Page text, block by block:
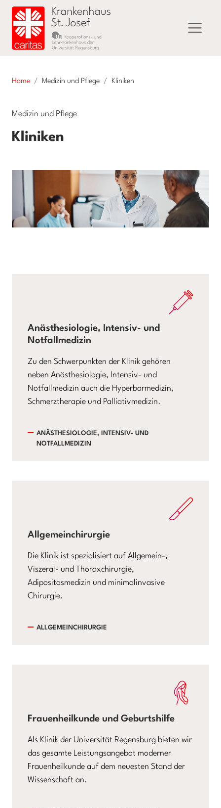
Home Medizin und Pflege Kliniken
Medizin und Pflege
Kliniken
Anästhesiologie, Intensiv- und
Notfallmedizin
Zu den Schwerpunkten der Klinik gehören
neben Anästhesiologie, Intensiv- und
Notfallmedizin auch die Hyperbarmedizin,
Schmerztherapie und Palliativmedizin.
ANÄSTHESIOLOGIE, INTENSIV- UND
NOTFALLMEDIZIN
Allgemeinchirurgie
Die Klinik ist spezialisiert auf Allgemein-,
Viszeral- und Thoraxchirurgie,
Adipositasmedizin und minimalinvasive
Chirurgie.
ALLGEMEINCHIRURGIE
Frauenheilkunde und Geburtshilfe
Als Klinik der Universität Regensburg bieten wir
das gesamte Leistungsangebot moderner
Frauenheilkunde auf dem neuesten Stand der
Wissenschaft an.